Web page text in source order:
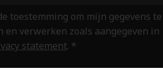
toestemming om mijn gegevens te
en verwerken zoals aangegeven in
statement. *